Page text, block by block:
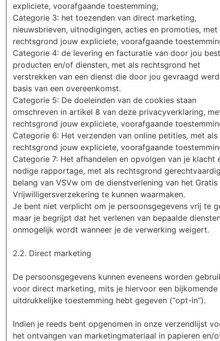
expliciete, voorafgaande toestemming;
Categorie 3: het toezenden van direct marketing,
nieuwsbrieven, uitnodigingen, acties en promoties, met
rechtsgrond jouw expliciete, voorafgaande
Categorie 4: de levering en facturatie van door jou
producten en/of diensten, met als rechtsgrond het
verstrekken van een dienst die door jou gevraagd
basis van een overeenkomst.
Categorie 5: De doeleinden van de cookies staan
omschreven in artikel 8 van deze privacyverklaring,
rechtsgrond jouw expliciete, voorafgaande
Categorie 6: Het verzenden van online petities, met als
rechtsgrond jouw expliciete, voorafgaande
Categorie 7: Het afhandelen en opvolgen van je klacht
nodige rapportage, met als rechtsgrond
belang van VSVw om de dienstverlening van het Gratis
Vrijwilligersverzekering te kunnen waarmaken.
Je bent niet verplicht om je persoonsgegevens vrij te
maar je begrijpt dat het verlenen van bepaalde
onmogelijk wordt wanneer je de verwerking weigert.
2.2. Direct marketing
De persoonsgegevens kunnen eveneens worden
voor direct marketing, mits je hiervoor een bijkomende
uitdrukkelijke toestemming hebt gegeven (“opt-in”).
Indien je reeds bent opgenomen in onze verzendlijst
het ontvangen van marketingmateriaal in papieren en/